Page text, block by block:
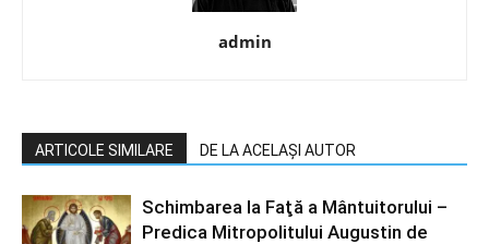
admin
ARTICOLE SIMILARE DE LA ACELAȘI AUTOR
Schimbarea la Faţă a Mântuitorului –
Predica Mitropolitului Augustin de